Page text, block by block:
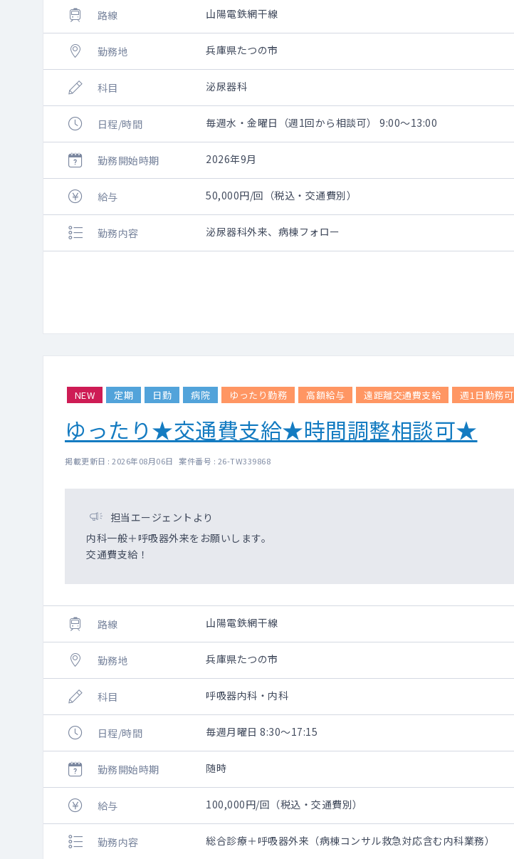
路線 山陽電鉄網干線
勤務地 兵庫県たつの市
科目 泌尿器科
日程/時間 毎週水・金曜日（週1回から相談可） 9:00～13:00
勤務開始時期 2026年9月
給与 50,000円/回（税込・交通費別）
勤務内容 泌尿器科外来、病棟フォロー
NEW 定期 日勤 病院 ゆったり勤務 高額給与 遠距離交通費支給 週1日勤務可
ゆったり★交通費支給★時間調整相談可★
掲載更新日 : 2026年08月06日 案件番号 : 26-TW339868
担当エージェントより
内科一般＋呼吸器外来をお願いします。
交通費支給！
路線 山陽電鉄網干線
勤務地 兵庫県たつの市
科目 呼吸器内科・内科
日程/時間 毎週月曜日 8:30～17:15
勤務開始時期 随時
給与 100,000円/回（税込・交通費別）
勤務内容 総合診療＋呼吸器外来（病棟コンサル救急対応含む内科業務）